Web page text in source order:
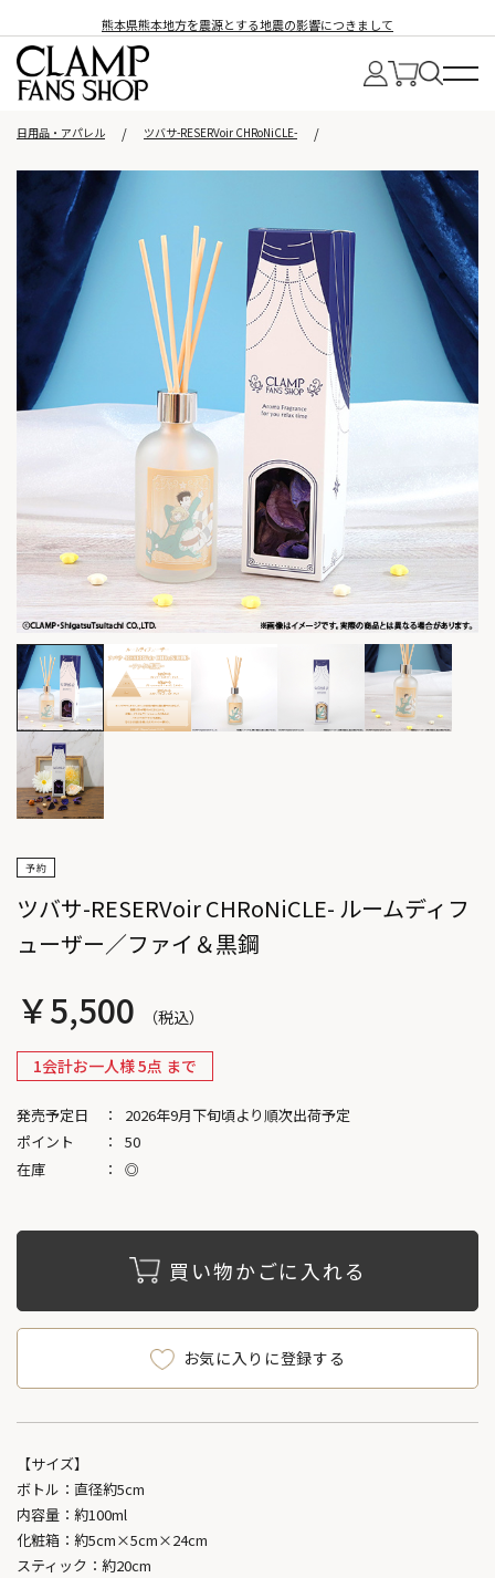
熊本県熊本地方を震源とする地震の影響につきまして
日用品・アパレル ツバサ-RESERVoir CHRoNiCLE-
ツバサ-RESERVoir CHRoNiCLE- ルームディフ
ューザー／ファイ＆黒鋼
￥5,500
1会計お一人様 5点 まで
発売予定日
2026年9月下旬頃より順次出荷予定
ポイント
50
在庫
◎
買い物かごに入れる
お気に入りに登録する
【サイズ】
ボトル：直径約5cm
内容量：約100ml
化粧箱：約5cm×5cm×24cm
スティック：約20cm